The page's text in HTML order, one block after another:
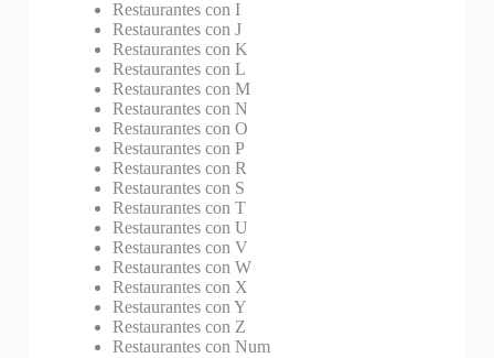
Restaurantes con I
Restaurantes con J
Restaurantes con K
Restaurantes con L
Restaurantes con M
Restaurantes con N
Restaurantes con O
Restaurantes con P
Restaurantes con R
Restaurantes con S
Restaurantes con T
Restaurantes con U
Restaurantes con V
Restaurantes con W
Restaurantes con X
Restaurantes con Y
Restaurantes con Z
Restaurantes con Num